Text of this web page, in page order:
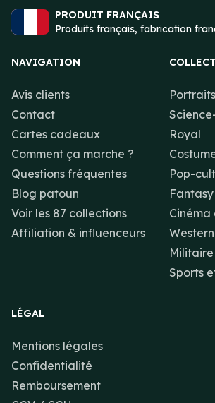
PRODUIT FRANÇAIS
Produits français, fabrication
NAVIGATION
Avis clients
Contact
Cartes cadeaux
Comment ça marche ?
Questions fréquentes
Blog patoun
Voir les 87 collections
Affiliation & influenceurs
Royal
Pop-
Fantasy
Cinéma
Western
Militaire
Sports
LÉGAL
Mentions légales
Confidentialité
Remboursement